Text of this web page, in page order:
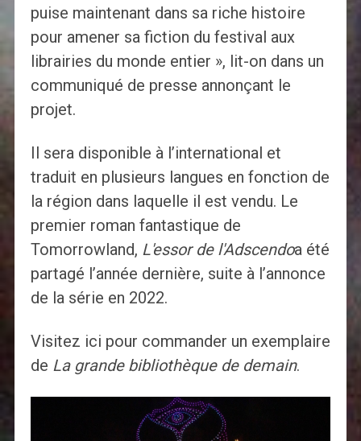
puise maintenant dans sa riche histoire
pour amener sa fiction du festival aux
librairies du monde entier », lit-on dans un
communiqué de presse annonçant le
projet.
Il sera disponible à l’international et
traduit en plusieurs langues en fonction de
la région dans laquelle il est vendu. Le
premier roman fantastique de
Tomorrowland, L'essor de l'Adscendoa été
partagé l’année dernière, suite à l’annonce
de la série en 2022.
Visitez ici pour commander un exemplaire
de La grande bibliothèque de demain.